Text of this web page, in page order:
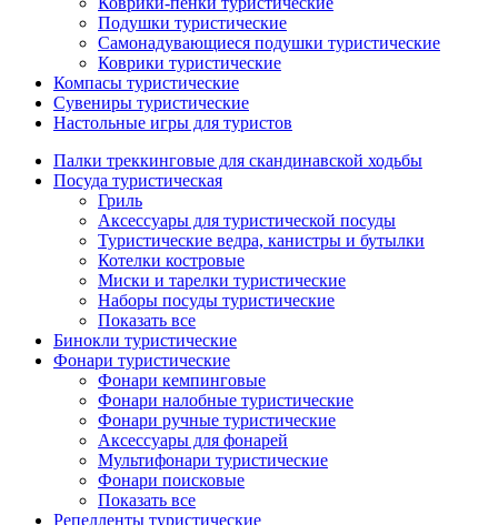
Подушки туристические
Самонадувающиеся подушки туристические
Коврики туристические
Компасы туристические
Сувениры туристические
Настольные игры для туристов
Палки треккинговые для скандинавской ходьбы
Посуда туристическая
Гриль
Аксессуары для туристической посуды
Туристические ведра, канистры и бутылки
Котелки костровые
Миски и тарелки туристические
Наборы посуды туристические
Показать все
Бинокли туристические
Фонари туристические
Фонари кемпинговые
Фонари налобные туристические
Фонари ручные туристические
Аксессуары для фонарей
Мультифонари туристические
Фонари поисковые
Показать все
Репелленты туристические